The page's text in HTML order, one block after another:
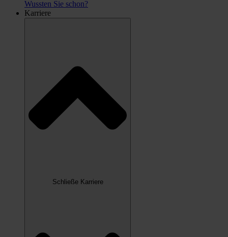
Wussten Sie schon?
Karriere
Schließe Karriere